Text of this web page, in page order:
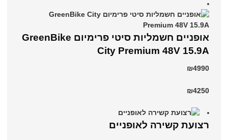
אופניים חשמליות סיטי פרימיום GreenBike
City Premium 48V 15.9A
₪4990
₪4250
רצועת קשירה לאופניים